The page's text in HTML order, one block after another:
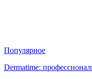
Популярное
Dermatime: